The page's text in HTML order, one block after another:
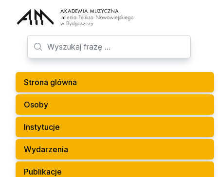
Strona glówna
Osoby
Instytucje
Wydarzenia
Publikacje